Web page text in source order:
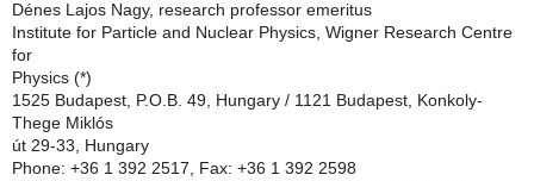
Dénes Lajos Nagy, research professor emeritus
Institute for Particle and Nuclear Physics, Wigner Research Centre
for
Physics (*)
1525 Budapest, P.O.B. 49, Hungary / 1121 Budapest, Konkoly-
Thege Miklós
út 29-33, Hungary
Phone: +36 1 392 2517, Fax: +36 1 392 2598